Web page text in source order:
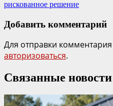
рискованное решение
Добавить комментарий
Для отправки
авторизоваться.
Связанные новости